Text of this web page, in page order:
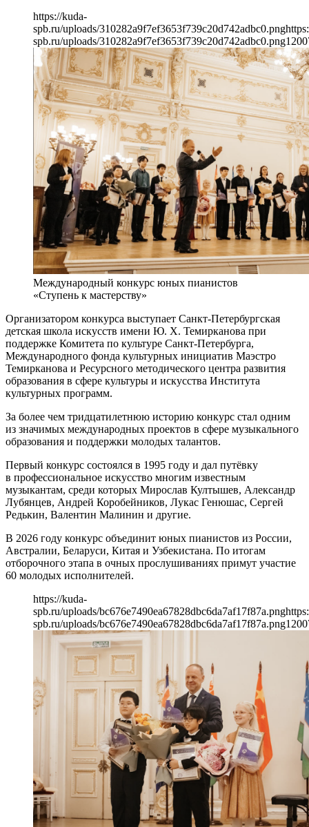
https://kuda-
spb.ru/uploads/310282a9f7ef3653f739c20d742adbc0.png
spb.ru/uploads/310282a9f7ef3653f739c20d742adbc0.png1200
Международный конкурс юных пианистов
«Ступень к мастерству»
Организатором конкурса выступает Санкт-Петербургская
детская школа искусств имени Ю. Х. Темирканова при
поддержке Комитета по культуре Санкт-Петербурга,
Международного фонда культурных инициатив Маэстро
Темирканова и Ресурсного методического центра развития
образования в сфере культуры и искусства Института
культурных программ.
За более чем тридцатилетнюю историю конкурс стал одним
из значимых международных проектов в сфере музыкального
образования и поддержки молодых талантов.
Первый конкурс состоялся в 1995 году и дал путёвку
в профессиональное искусство многим известным
музыкантам, среди которых Мирослав Култышев, Александр
Лубянцев, Андрей Коробейников, Лукас Генюшас, Сергей
Редькин, Валентин Малинин и другие.
В 2026 году конкурс объединит юных пианистов из России,
Австралии, Беларуси, Китая и Узбекистана. По итогам
отборочного этапа в очных прослушиваниях примут участие
60 молодых исполнителей.
https://kuda-
spb.ru/uploads/bc676e7490ea67828dbc6da7af17f87a.png
spb.ru/uploads/bc676e7490ea67828dbc6da7af17f87a.png1200